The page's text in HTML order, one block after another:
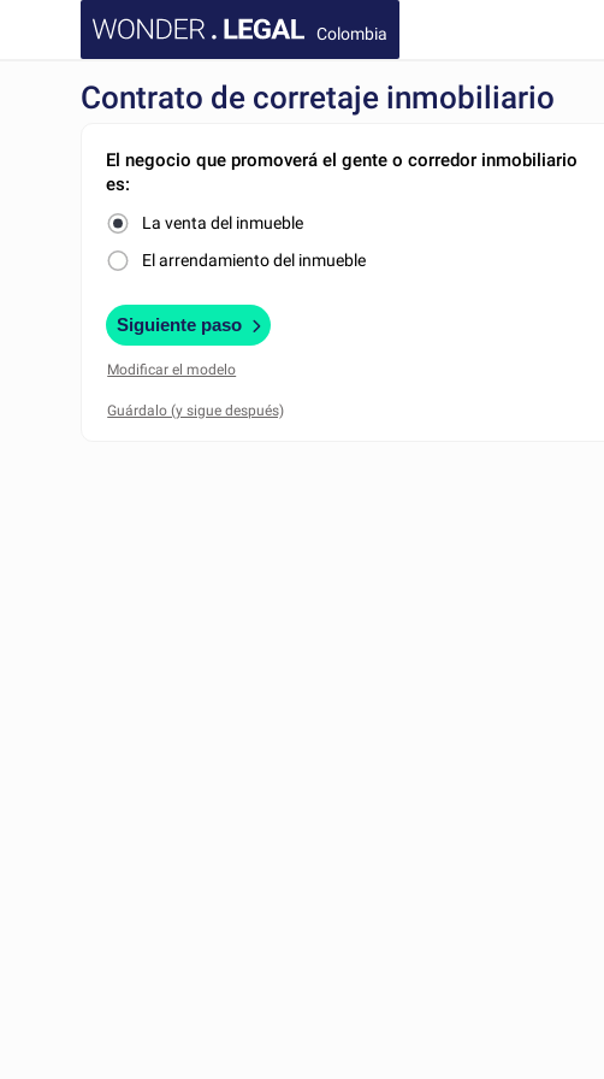
Colombia
Contrato de corretaje inmobiliario
El negocio que promoverá el gente o corredor inmobiliario
es:
La venta del inmueble
El arrendamiento del inmueble
Siguiente paso
Modificar el modelo